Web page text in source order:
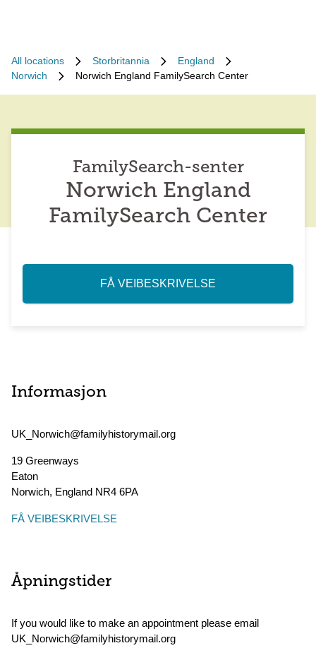
All locations Storbritannia
England
Norwich
Norwich England FamilySearch Center
FamilySearch-senter
Norwich England
FamilySearch Center
FÅ VEIBESKRIVELSE
Informasjon
UK_Norwich@familyhistorymail.org
19 Greenways
Eaton
Norwich, England NR4 6PA
FÅ VEIBESKRIVELSE
Åpningstider
If you would like to make an appointment please email
UK_Norwich@familyhistorymail.org